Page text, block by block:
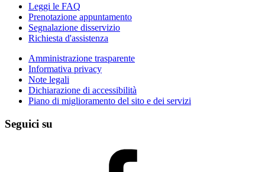
Leggi le FAQ
Prenotazione appuntamento
Segnalazione disservizio
Richiesta d'assistenza
Amministrazione trasparente
Informativa privacy
Note legali
Dichiarazione di accessibilità
Piano di miglioramento del sito e dei servizi
Seguici su